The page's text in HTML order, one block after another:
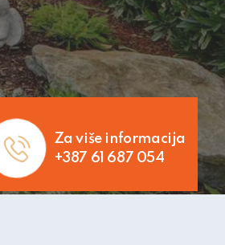
Za više informacija
+387 61 687 054